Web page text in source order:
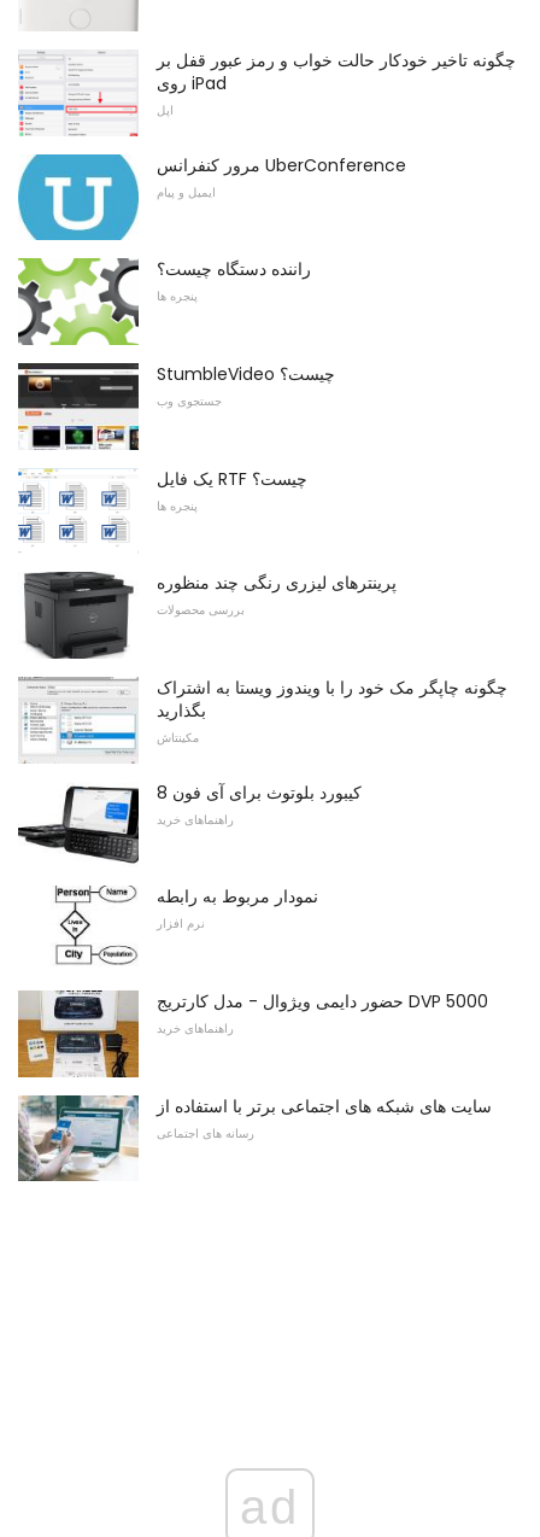
چگونه تاخیر خودکار حالت خواب و رمز عبور قفل بر
روی iPad
اپل
مرور کنفرانس UberConference
ایمیل و پیام
راننده دستگاه چیست؟
پنجره ها
StumbleVideo چیست؟
جستجوی وب
یک فایل RTF چیست؟
پنجره ها
پرینترهای لیزری رنگی چند منظوره
بررسی محصولات
چگونه چاپگر مک خود را با ویندوز ویستا به اشتراک
بگذارید
مکینتاش
8 کیبورد بلوتوث برای آی فون
راهنماهای خرید
نمودار مربوط به رابطه
نرم افزار
حضور دایمی ویژوال - مدل کارتریج DVP 5000
راهنماهای خرید
سایت های شبکه های اجتماعی برتر با استفاده از
رسانه های اجتماعی
ad